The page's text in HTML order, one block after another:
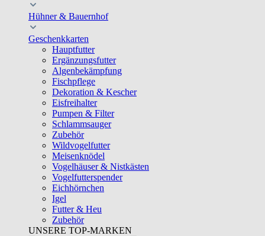
Hühner & Bauernhof
Geschenkkarten
Hauptfutter
Ergänzungsfutter
Algenbekämpfung
Fischpflege
Dekoration & Kescher
Eisfreihalter
Pumpen & Filter
Schlammsauger
Zubehör
Wildvogelfutter
Meisenknödel
Vogelhäuser & Nistkästen
Vogelfutterspender
Eichhörnchen
Igel
Futter & Heu
Zubehör
UNSERE TOP-MARKEN